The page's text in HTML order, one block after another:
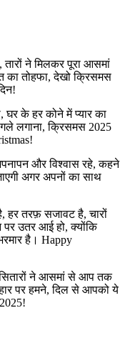
तारों ने मिलकर पूरा आसमां
का तोहफा, देखो क्रिसमस
के हर कोने में प्यार का
लगाना, क्रिसमस 2025
और विश्वास रहे, कहने
अगर अपनों का साथ
हर तरफ़ सजावट है, चारों
उतर आई हो, क्योंकि
है। Happy
ने आसमां से आप तक
पर हमने, दिल से आपको ये